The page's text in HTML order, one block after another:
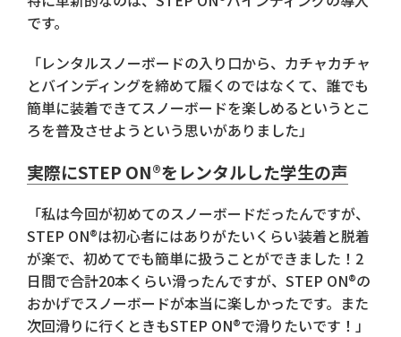
です。
「レンタルスノーボードの入り口から、カチャカチャ
とバインディングを締めて履くのではなくて、誰でも
簡単に装着できてスノーボードを楽しめるというとこ
ろを普及させようという思いがありました」
実際にSTEP ON®をレンタルした学生の声
「私は今回が初めてのスノーボードだったんですが、
STEP ON®︎は初心者にはありがたいくらい装着と脱着
が楽で、初めてでも簡単に扱うことができました！2
日間で合計20本くらい滑ったんですが、STEP ON®︎の
おかげでスノーボードが本当に楽しかったです。また
次回滑りに行くときもSTEP ON®︎で滑りたいです！」